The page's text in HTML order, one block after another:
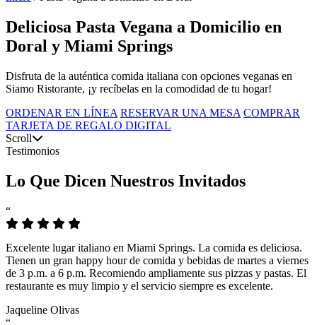
Deliciosa Pasta Vegana a Domicilio en
Doral y Miami Springs
Disfruta de la auténtica comida italiana con opciones veganas en
Siamo Ristorante, ¡y recíbelas en la comodidad de tu hogar!
ORDENAR EN LÍNEA RESERVAR UNA MESA COMPRAR
TARJETA DE REGALO DIGITAL
Scroll
Testimonios
Lo Que Dicen Nuestros Invitados
“
Excelente lugar italiano en Miami Springs. La comida es deliciosa.
Tienen un gran happy hour de comida y bebidas de martes a viernes
de 3 p.m. a 6 p.m. Recomiendo ampliamente sus pizzas y pastas. El
restaurante es muy limpio y el servicio siempre es excelente.
Jaqueline Olivas
“